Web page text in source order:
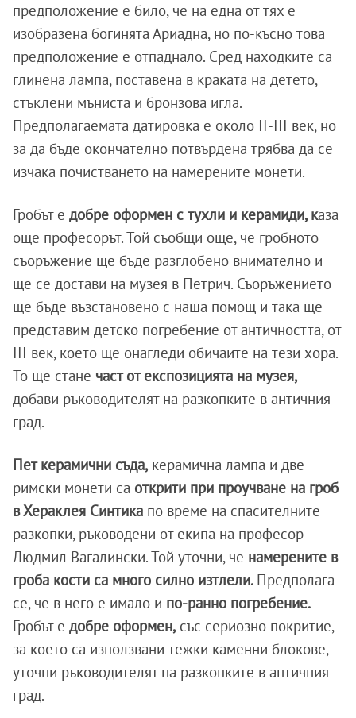
предположение е било, че на една от тях е
изобразена богинята Ариадна, но по-късно това
предположение е отпаднало. Сред находките са
глинена лампа, поставена в краката на детето,
стъклени мъниста и бронзова игла.
Предполагаемата датировка е около II-III век, но
за да бъде окончателно потвърдена трябва да се
изчака почистването на намерените монети.
Гробът е добре оформен с тухли и керамиди, каза
още професорът. Той съобщи още, че гробното
съоръжение ще бъде разглобено внимателно и
ще се достави на музея в Петрич. Съоръжението
ще бъде възстановено с наша помощ и така ще
представим детско погребение от античността, от
III век, което ще онагледи обичаите на тези хора.
То ще стане част от експозицията на музея,
добави ръководителят на разкопките в античния
град.
Пет керамични съда, керамична лампа и две
римски монети са открити при проучване на гроб
в Хераклея Синтика по време на спасителните
разкопки, ръководени от екипа на професор
Людмил Вагалински. Той уточни, че намерените в
гроба кости са много силно изтлели. Предполага
се, че в него е имало и по-ранно погребение.
Гробът е добре оформен, със сериозно покритие,
за което са използвани тежки каменни блокове,
уточни ръководителят на разкопките в античния
град.